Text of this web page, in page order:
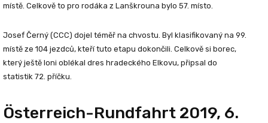
místě. Celkově to pro rodáka z Lanškrouna bylo 57. místo.
Josef Černý (CCC) dojel téměř na chvostu. Byl klasifikovaný na 99.
místě ze 104 jezdců, kteří tuto etapu dokončili. Celkově si borec,
který ještě loni oblékal dres hradeckého Elkovu, připsal do
statistik 72. příčku.
Österreich-Rundfahrt 2019, 6.